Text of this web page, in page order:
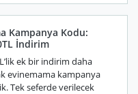
Kampanya Kodu:
İndirim
ek bir indirim daha
evinemama kampanya
Tek seferde verilecek